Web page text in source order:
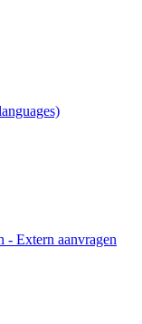
- Extern aanvragen